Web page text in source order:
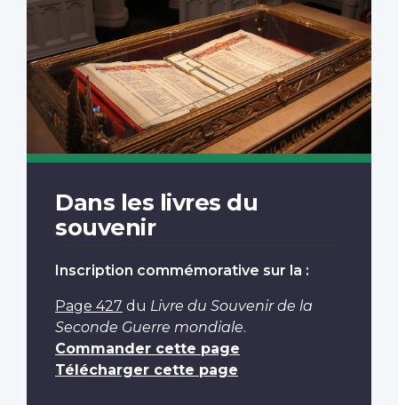
Dans les livres du
souvenir
Inscription commémorative sur la :
Page 427 du Livre du Souvenir de la
Seconde Guerre mondiale.
Commander cette page
Télécharger cette page